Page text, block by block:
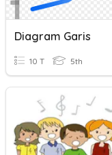
Diagram Garis
10 T 5th